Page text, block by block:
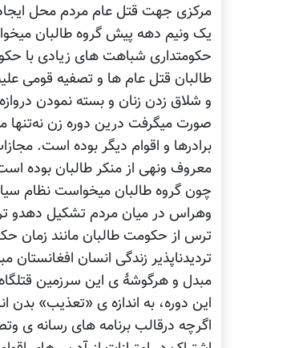
مرکزی جهت قتل عام مردم محل
یک ونیم دهه پیش گروه طالبان
حکومتداری شباهت های زیادی با
طالبان قتل عام ها و تصفیه قومی
و شلاق زدن زنان و بسته نمودن
صورت میگرفت درین دوره زن
برادرها و اقوام دیگر بوده است.
معروف ونهی از منکر طالبان بوده
چون گروه طالبان میخواست نظام
وهراس در میان مردم تشکیل دهدو
ترس از حکومت طالبان مانند زمان
تردیدناپذیر زندگی انسان
مبدل و هر‌گوشۀ ی این سرزمین
این دوره، به اندازه ی «تعذیب» بدن
اگرچه درقالب برنامه های رسانه ی